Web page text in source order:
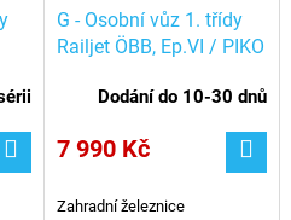
G - Osobní vůz 1. třídy
Railjet ÖBB, Ep.VI / PIKO
Dodání do 10-30 dnů
7 990 Kč
Zahradní železnice